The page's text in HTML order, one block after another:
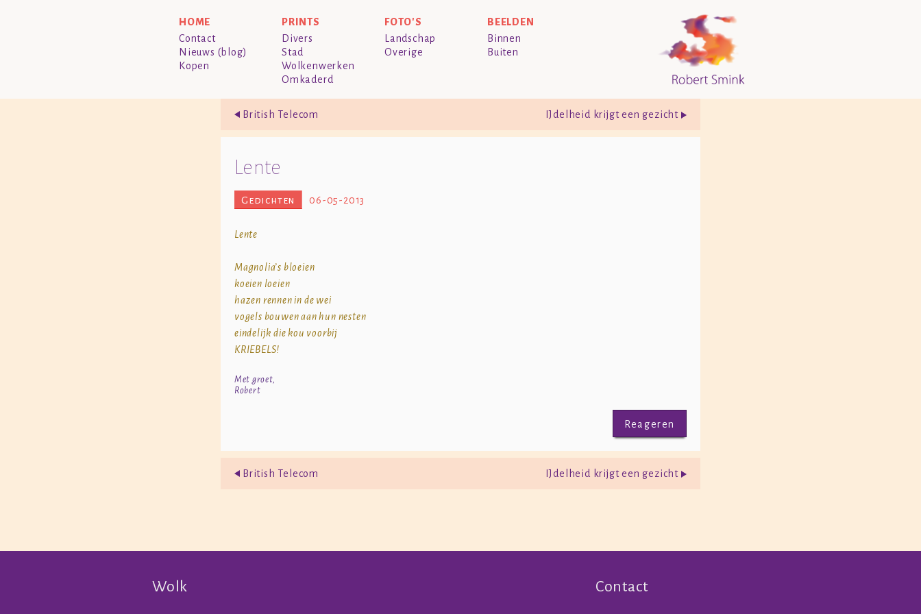
HOME
Contact
Nieuws (blog)
Kopen
PRINTS
Divers
Stad
Wolkenwerken
Omkaderd
FOTO'S
Landschap
Overige
BEELDEN
Binnen
Buiten
British Telecom IJdelheid krijgt een gezicht
Lente
Gedichten 06-05-2013
Lente
Magnolia’s bloeien
koeien loeien
hazen rennen in de wei
vogels bouwen aan hun nesten
eindelijk die kou voorbij
KRIEBELS!
Met groet,
Robert
Reageren
British Telecom IJdelheid krijgt een gezicht
Wolk Contact